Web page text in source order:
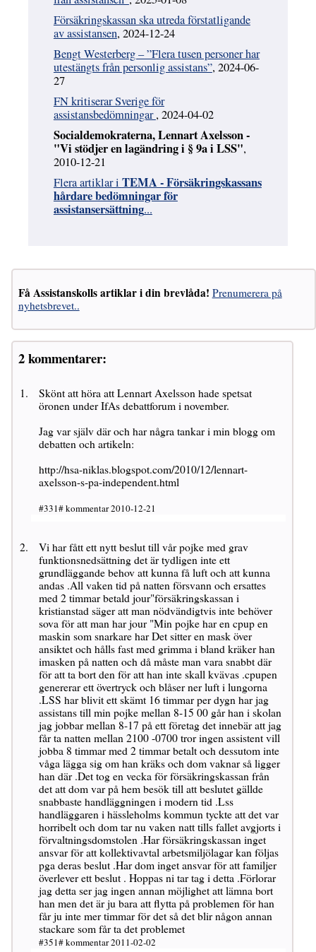
Försäkringskassan ska utreda förstatligande
av assistansen, 2024-12-24
Bengt Westerberg – ”Flera tusen personer har
utestängts från personlig assistans”, 2024-06-
27
FN kritiserar Sverige för
assistansbedömningar, 2024-04-02
Socialdemokraterna, Lennart Axelsson -
"Vi stödjer en lagändring i § 9a i LSS",
2010-12-21
Flera artiklar i TEMA - Försäkringskassans
hårdare bedömningar för
assistansersättning...
Få Assistanskolls artiklar i din brevlåda! Prenumerera på
nyhetsbrevet..
2 kommentarer:
Skönt att höra att Lennart Axelsson hade spetsat
öronen under IfAs debattforum i november.
Jag var själv där och har några tankar i min blogg om
debatten och artikeln:
http://hsa-niklas.blogspot.com/2010/12/lennart-
axelsson-s-pa-independent.html
#331# kommentar 2010-12-21
Vi har fått ett nytt beslut till vår pojke med grav
funktionsnedsättning det är tydligen inte ett
grundläggande behov att kunna få luft och att kunna
andas .All vaken tid på natten försvann och ersattes
med 2 timmar betald jour"försäkringskassan i
kristianstad säger att man nödvändigtvis inte behöver
sova för att man har jour "Min pojke har en cpup en
maskin som snarkare har Det sitter en mask över
ansiktet och hålls fast med grimma i bland kräker han
imasken på natten och då måste man vara snabbt där
för att ta bort den för att han inte skall kvävas .cpupen
genererar ett övertryck och blåser ner luft i lungorna
.LSS har blivit ett skämt 16 timmar per dygn har jag
assistans till min pojke mellan 8-15 00 går han i skolan
jag jobbar mellan 8-17 på ett företag det innebär att jag
får ta natten mellan 2100 -0700 tror ingen assistent vill
jobba 8 timmar med 2 timmar betalt och dessutom inte
våga lägga sig om han kräks och dom vaknar så ligger
han där .Det tog en vecka för försäkringskassan från
det att dom var på hem besök till att beslutet gällde
snabbaste handläggningen i modern tid .Lss
handläggaren i hässleholms kommun tyckte att det var
horribelt och dom tar nu vaken natt tills fallet avgjorts i
förvaltningsdomstolen .Har försäkringskassan inget
ansvar för att kollektivavtal arbetsmiljölagar kan följas
pga deras beslut .Har dom inget ansvar för att familjer
överlever ett beslut . Hoppas ni tar tag i detta .Förlorar
jag detta ser jag ingen annan möjlighet att lämna bort
han men det är ju bara att flytta på problemen för han
får ju inte mer timmar för det så det blir någon annan
stackare som får ta det problemet
#351# kommentar 2011-02-02